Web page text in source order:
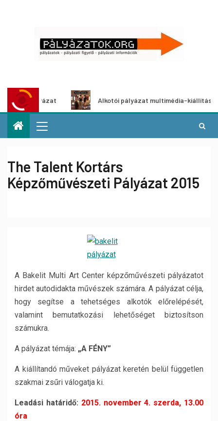
Alkotói pályázat multimédia-kiállításhoz
The Talent Kortárs
Képzőművészeti Pályázat 2015
A Bakelit Multi Art Center képzőművészeti pályázatot
hirdet autodidakta művészek számára. A pályázat célja,
hogy segítse a tehetséges alkotók előrelépését,
valamint bemutatkozási lehetőséget biztosítson
számukra.
A pályázat témája: „A FÉNY”
A kiállítandó műveket pályázat keretén belül független
szakmai zsűri válogatja ki.
Leadási határidő: 2015. november 4. szerda, 13.00
óra